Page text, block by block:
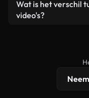
een losstaand
remixen. Zorg er
Wat is het verschil
video's?